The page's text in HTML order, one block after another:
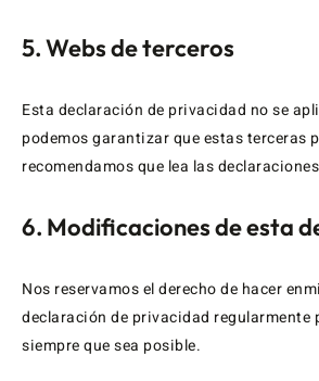
5. Webs de terceros
Esta declaración de privacidad no se
podemos garantizar que estas terceras
recomendamos que lea las
6. Modificaciones de esta
Nos reservamos el derecho de hacer
declaración de privacidad
siempre que sea posible.